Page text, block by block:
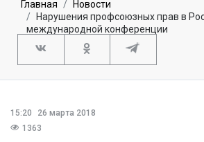
Главная
Новости
Нарушения профсоюзных прав в
международной конференции
15:20
26 марта 2018
1363